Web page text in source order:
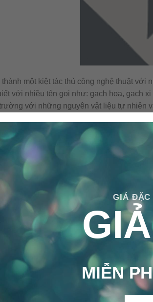
GIÁ ĐẶC
MIỄN
một kiệt tác thủ công nghệ thuật với
với nhiều tên gọi như: gạch hoa, gạch
với những nguyên vật liệu tự nhiên
xuất thủ công không gây ra ô nhiễm môi